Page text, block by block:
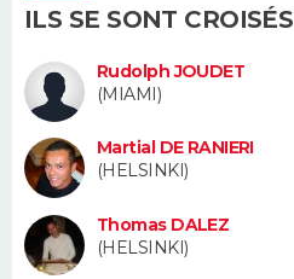
COPAINS D'AVANT
S'inscrire
Se connecter
Lycées
Collèges
Primaires
Universités
Entreprises
Service militaire
Avis de recherche
AVIS DE DÉCÈS
Bricolage
Lifestyle
Culture
Sport
Auto
Television
Voyage
Cinema
ILS SE SONT CROISÉS
Rudolph JOUDET
(MIAMI)
Martial DE RANIERI
(HELSINKI)
Thomas DALEZ
(HELSINKI)